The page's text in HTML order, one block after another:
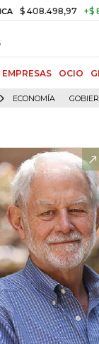
+$ 8.753,81
EMPRESAS OCIO
ECONOMÍA